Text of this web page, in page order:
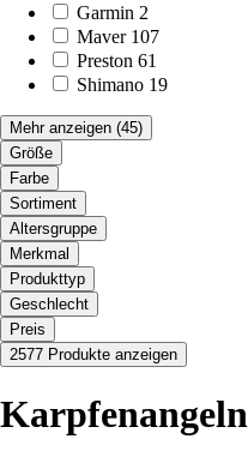
Garmin 2
Maver 107
Preston 61
Shimano 19
Mehr anzeigen (45)
Größe
Farbe
Sortiment
Altersgruppe
Merkmal
Produkttyp
Geschlecht
Preis
2577 Produkte anzeigen
Karpfenangeln